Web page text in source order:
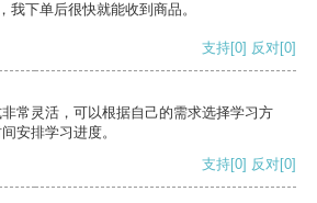
我下单后很快就能收到商品。
支持[0] 反对[0]
常灵活，可以根据自己的需求选择学习方
安排学习进度。
支持[0] 反对[0]